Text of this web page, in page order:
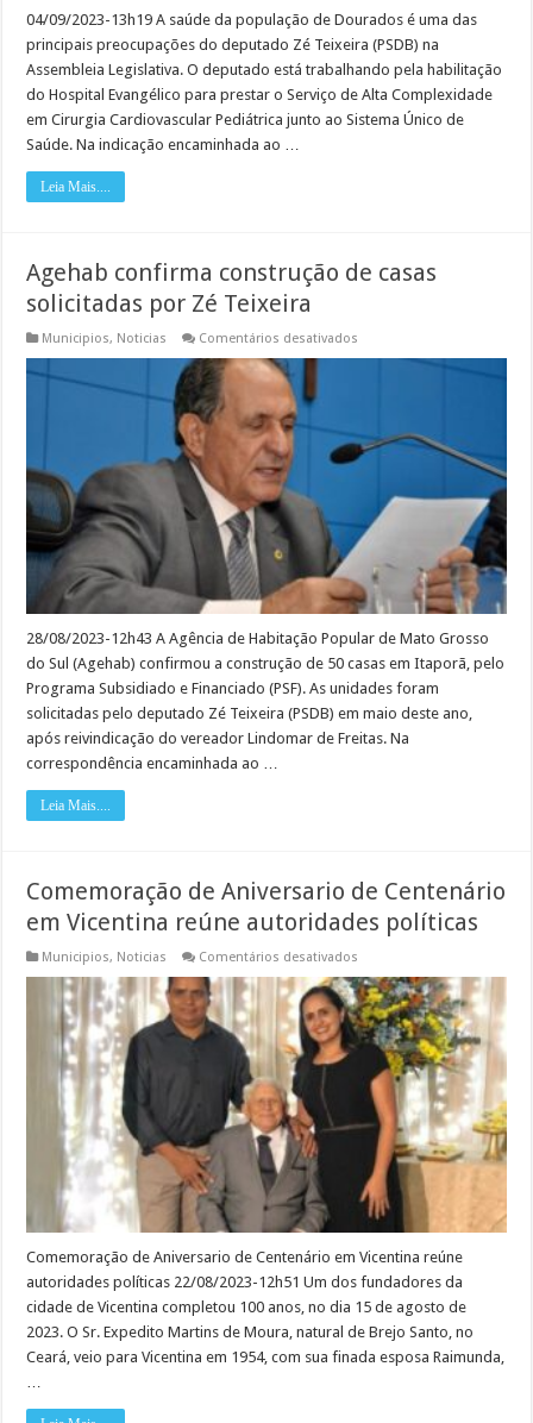
04/09/2023-13h19 A saúde da população de Dourados é uma das
principais preocupações do deputado Zé Teixeira (PSDB) na
Assembleia Legislativa. O deputado está trabalhando pela habilitação
do Hospital Evangélico para prestar o Serviço de Alta Complexidade
em Cirurgia Cardiovascular Pediátrica junto ao Sistema Único de
Saúde. Na indicação encaminhada ao …
Leia Mais....
Agehab confirma construção de casas
solicitadas por Zé Teixeira
Municipios, Noticias Comentários desativados
solicitadas
por
Zé
28/08/2023-12h43 A Agência de Habitação Popular de Mato Grosso
do Sul (Agehab) confirmou a construção de 50 casas em Itaporã, pelo
Programa Subsidiado e Financiado (PSF). As unidades foram
solicitadas pelo deputado Zé Teixeira (PSDB) em maio deste ano,
após reivindicação do vereador Lindomar de Freitas. Na
correspondência encaminhada ao …
Leia Mais....
Comemoração de Aniversario de Centenário
em Vicentina reúne autoridades políticas
Municipios, Noticias Comentários desativados
de
Aniversario
de
Centenário
em
Vicentina
reúne
autoridades
políticas
Comemoração de Aniversario de Centenário em Vicentina reúne
autoridades políticas 22/08/2023-12h51 Um dos fundadores da
cidade de Vicentina completou 100 anos, no dia 15 de agosto de
2023. O Sr. Expedito Martins de Moura, natural de Brejo Santo, no
Ceará, veio para Vicentina em 1954, com sua finada esposa Raimunda,